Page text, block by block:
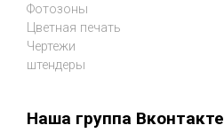
Фотозоны
Цветная печать
Чертежи
штендеры
Наша группа Вконтакте